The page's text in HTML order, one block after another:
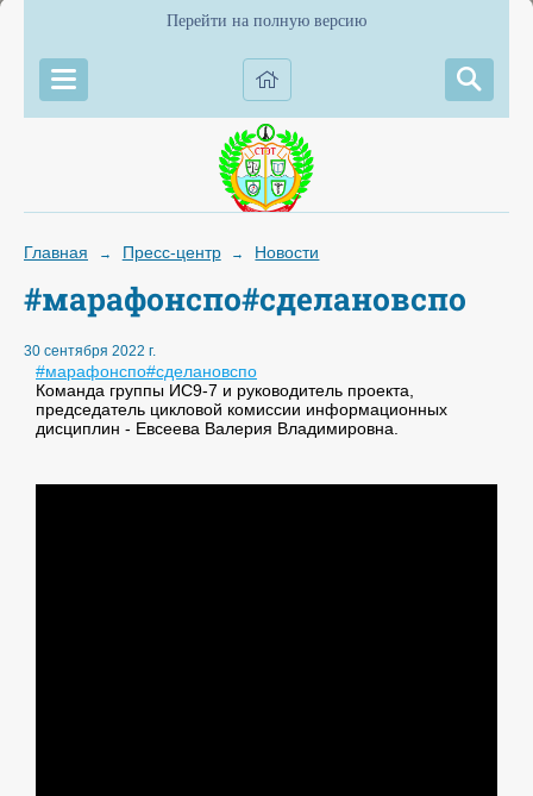
Перейти на полную версию
Главная → Пресс-центр → Новости
#марафонспо#сделановспо
30 сентября 2022 г.
#марафонспо#сделановспо
Команда группы ИС9-7 и руководитель проекта,
председатель цикловой комиссии информационных
дисциплин - Евсеева Валерия Владимировна.